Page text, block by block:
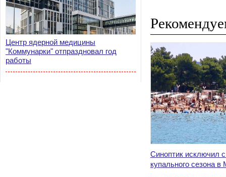
Центр ядерной медицины
"Коммунарки" отпраздновал год
работы
Синоптик исключил
купального сезона в